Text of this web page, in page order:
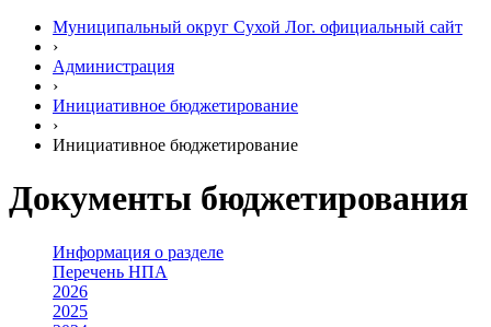
Муниципальный округ Сухой Лог. официальный сайт
›
Администрация
›
Инициативное бюджетирование
›
Инициативное бюджетирование
Документы бюджетирования
Информация о разделе
Перечень НПА
2026
2025